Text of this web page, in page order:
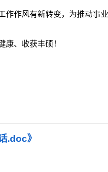
作风有新转变，为推动事
康、收获丰硕！
.doc》